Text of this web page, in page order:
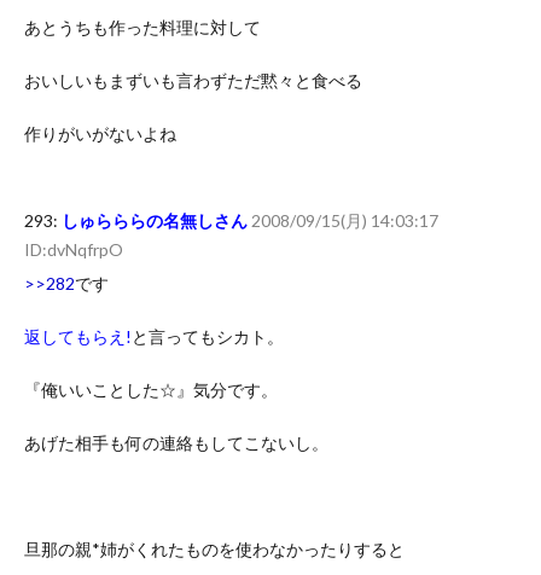
あとうちも作った料理に対して
おいしいもまずいも言わずただ黙々と食べる
作りがいがないよね
293: しゅらららの名無しさん 2008/09/15(月) 14:03:17
ID:dvNqfrpO
>>282です
返してもらえ! と言ってもシカト。
『俺いいことした☆』気分です。
あげた相手も何の連絡もしてこないし。
旦那の親*姉がくれたものを使わなかったりすると